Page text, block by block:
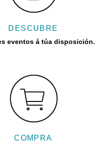
DESCUBRE
eventos á túa disposición.
COMPRA